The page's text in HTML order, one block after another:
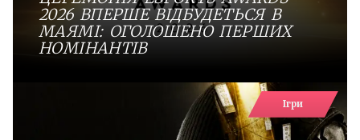
2026 ВПЕРШЕ ВІДБУДЕТЬСЯ В
МАЯМІ: ОГОЛОШЕНО ПЕРШИХ
НОМІНАНТІВ
Ігри